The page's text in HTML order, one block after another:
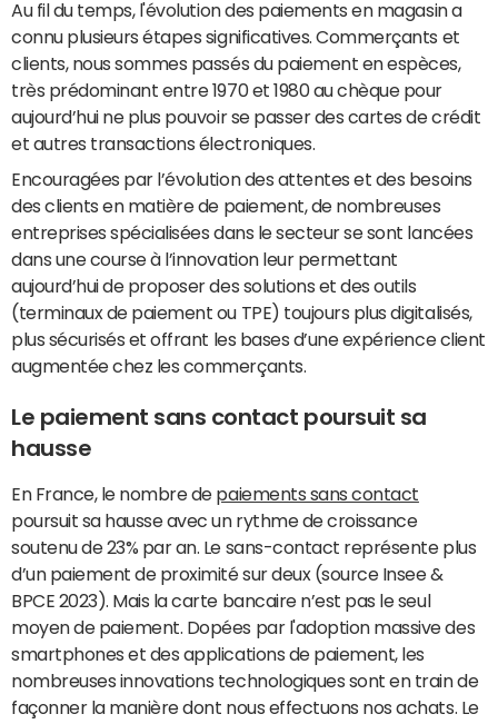
Au fil du temps, l'évolution des paiements en magasin a
connu plusieurs étapes significatives. Commerçants et
clients, nous sommes passés du paiement en espèces,
très prédominant entre 1970 et 1980 au chèque pour
aujourd’hui ne plus pouvoir se passer des cartes de crédit
et autres transactions électroniques.
Encouragées par l’évolution des attentes et des besoins
des clients en matière de paiement, de nombreuses
entreprises spécialisées dans le secteur se sont lancées
dans une course à l’innovation leur permettant
aujourd’hui de proposer des solutions et des outils
(terminaux de paiement ou TPE) toujours plus digitalisés,
plus sécurisés et offrant les bases d’une expérience client
augmentée chez les commerçants.
Le paiement sans contact poursuit sa
hausse
En France, le nombre de paiements sans contact
poursuit sa hausse avec un rythme de croissance
soutenu de 23% par an. Le sans-contact représente plus
d’un paiement de proximité sur deux (source Insee &
BPCE 2023). Mais la carte bancaire n’est pas le seul
moyen de paiement. Dopées par l'adoption massive des
smartphones et des applications de paiement, les
nombreuses innovations technologiques sont en train de
façonner la manière dont nous effectuons nos achats. Le